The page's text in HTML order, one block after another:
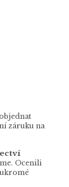
záruku na
Ocenili